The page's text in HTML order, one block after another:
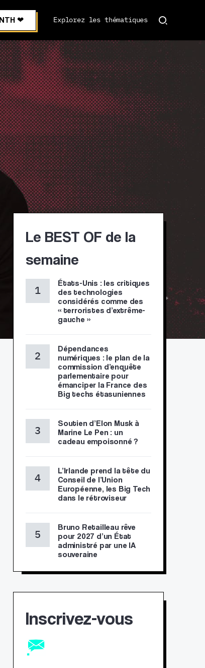
❤︎ Explorez les thématiques
Le BEST OF de la
semaine
États-Unis : les critiques
des technologies
considérés comme des
« terroristes d’extrême-
gauche »
Dépendances
numériques : le plan de la
commission d’enquête
parlementaire pour
émanciper la France des
Big techs étasuniennes
Soutien d’Elon Musk à
Marine Le Pen : un
cadeau empoisonné ?
L’Irlande prend la tête du
Conseil de l’Union
Européenne, les Big Tech
dans le rétroviseur
Bruno Retailleau rêve
pour 2027 d’un État
administré par une IA
souveraine
Inscrivez-vous